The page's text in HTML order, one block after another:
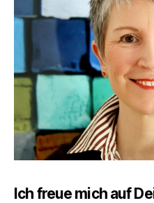
Ich freue mich auf